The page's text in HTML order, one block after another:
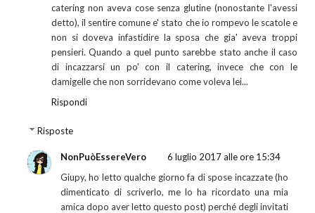
catering non aveva cose senza glutine (nonostante l'avessi
detto), il sentire comune e' stato che io rompevo le scatole e
non si doveva infastidire la sposa che gia' aveva troppi
pensieri. Quando a quel punto sarebbe stato anche il caso
di incazzarsi un po' con il catering, invece che con le
damigelle che non sorridevano come voleva lei...
Rispondi
Risposte
NonPuòEssereVero
6 luglio 2017 alle ore 15:34
Giupy, ho letto qualche giorno fa di spose incazzate (ho
dimenticato di scriverlo, me lo ha ricordato una mia
amica dopo aver letto questo post) perché degli invitati